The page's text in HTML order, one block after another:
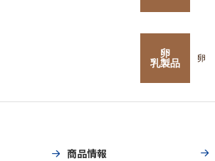
卵
乳製品
卵
商品情報